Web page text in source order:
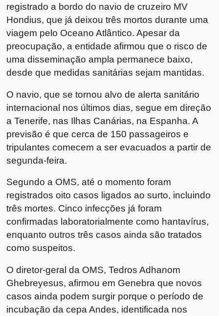
registrado a bordo do navio de cruzeiro MV
Hondius, que já deixou três mortos durante uma
viagem pelo Oceano Atlântico. Apesar da
preocupação, a entidade afirmou que o risco de
uma disseminação ampla permanece baixo,
desde que medidas sanitárias sejam mantidas.
O navio, que se tornou alvo de alerta sanitário
internacional nos últimos dias, segue em direção
a Tenerife, nas Ilhas Canárias, na Espanha. A
previsão é que cerca de 150 passageiros e
tripulantes comecem a ser evacuados a partir de
segunda-feira.
Segundo a OMS, até o momento foram
registrados oito casos ligados ao surto, incluindo
três mortes. Cinco infecções já foram
confirmadas laboratorialmente como hantavírus,
enquanto outros três casos ainda são tratados
como suspeitos.
O diretor-geral da OMS,Tedros Adhanom
Ghebreyesus, afirmou em Genebra que novos
casos ainda podem surgir porque o período de
incubação da cepa Andes, identificada nos